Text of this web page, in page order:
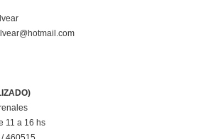
11 a 16 hs